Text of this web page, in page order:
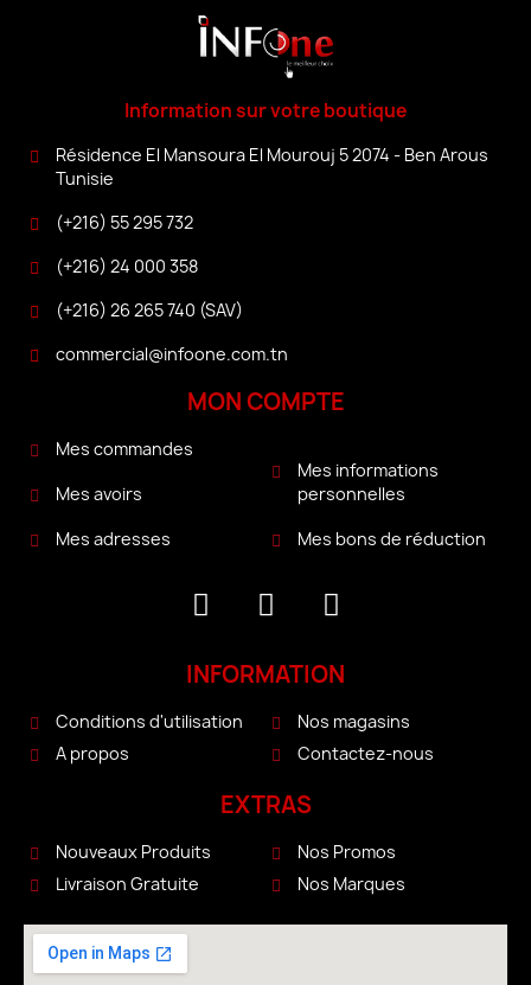
Information sur votre boutique
Résidence El Mansoura El Mourouj 5 2074 - Ben Arous
Tunisie
(+216) 55 295 732
(+216) 24 000 358
(+216) 26 265 740 (SAV)
commercial@infoone.com.tn
MON COMPTE
Mes commandes
Mes avoirs
Mes adresses
Mes informations
personnelles
Mes bons de réduction
INFORMATION
Conditions d'utilisation
A propos
Nos magasins
Contactez-nous
EXTRAS
Nouveaux Produits
Livraison Gratuite
Nos Promos
Nos Marques